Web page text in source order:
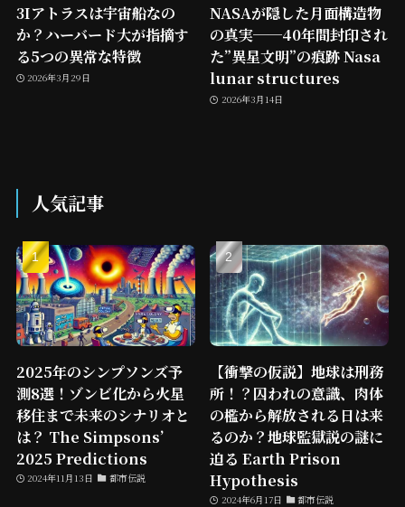
3Iアトラスは宇宙船なの
か？ハーバード大が指摘す
る5つの異常な特徴
2026年3月29日
NASAが隠した月面構造物
の真実──40年間封印され
た”異星文明”の痕跡 Nasa
lunar structures
2026年3月14日
人気記事
2025年のシンプソンズ予
測8選！ゾンビ化から火星
移住まで未来のシナリオと
は？ The Simpsons’
2025 Predictions
2024年11月13日 都市伝説
【衝撃の仮説】地球は刑務
所！？囚われの意識、肉体
の檻から解放される日は来
るのか？地球監獄説の謎に
迫る Earth Prison
Hypothesis
2024年6月17日 都市伝説